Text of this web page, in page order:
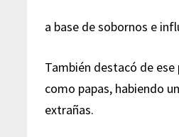
a base de sobornos e
También destacó de
como papas, habiendo
extrañas.